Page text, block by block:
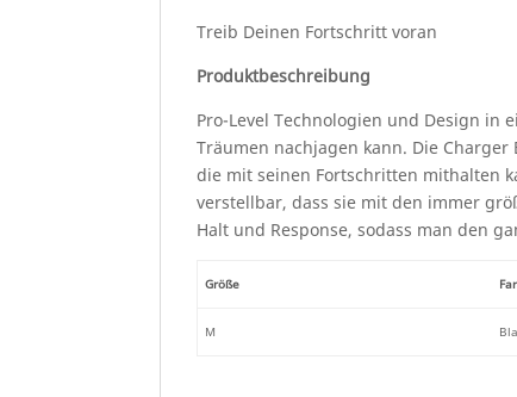
Treib Deinen Fortschritt voran
Produktbeschreibung
Pro-Level Technologien und Design
Träumen nachjagen kann. Die
die mit seinen Fortschritten mithalten
verstellbar, dass sie mit den immer
Halt und Response, sodass man den
Größe
M